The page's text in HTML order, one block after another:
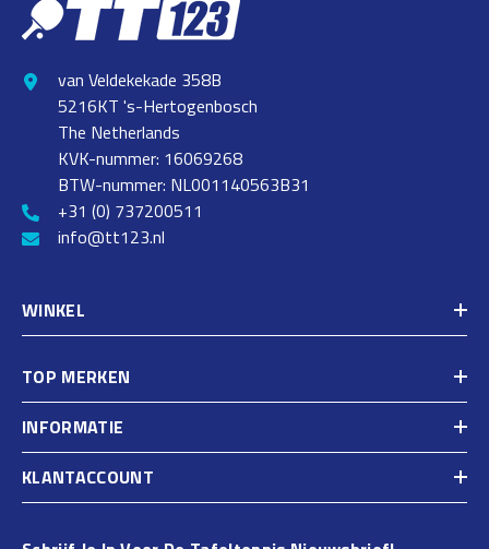
van Veldekekade 358B
5216KT 's-Hertogenbosch
The Netherlands
KVK-nummer: 16069268
BTW-nummer: NL001140563B31
+31 (0) 737200511
info@tt123.nl
WINKEL
TOP MERKEN
INFORMATIE
KLANTACCOUNT